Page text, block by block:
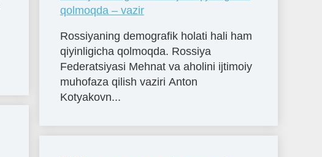
qolmoqda – vazir
Rossiyaning demografik holati hali ham
qiyinligicha qolmoqda. Rossiya
Federatsiyasi Mehnat va aholini ijtimoiy
muhofaza qilish vaziri Anton
Kotyakovn...